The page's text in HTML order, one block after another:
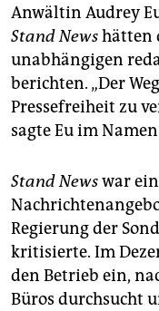
Anwältin Audrey
Stand Newshätten
unabhängigen
berichten. „Der
Pressefreiheit zu
sagte Eu im
Stand Newswar
Regierung der
kritisierte. Im
den Betrieb ein,
Büros durchsucht